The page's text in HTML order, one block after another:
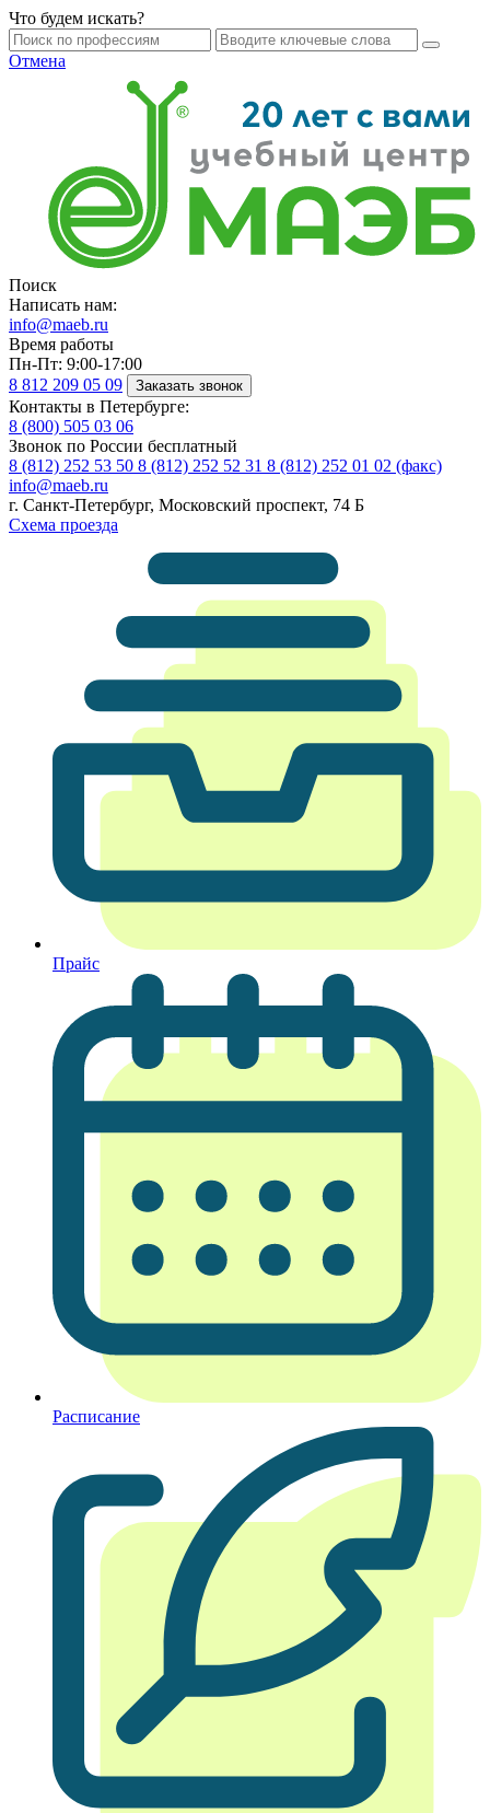
Что будем искать?
Отмена
Поиск
Написать нам:
info@maeb.ru
Время работы
Пн-Пт: 9:00-17:00
8 812 209 05 09 Заказать звонок
Контакты в Петербурге:
8 (800) 505 03 06
Звонок по России бесплатный
8 (812) 252 53 50 8 (812) 252 52 31 8 (812) 252 01 02 (факс)
info@maeb.ru
г. Санкт-Петербург, Московский проспект, 74 Б
Схема проезда
Прайс
Расписание